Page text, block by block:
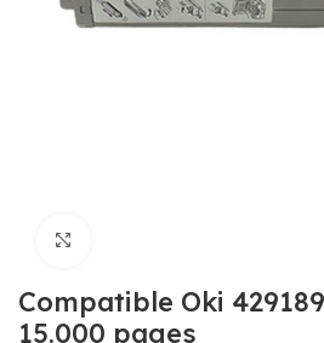
Compatible Oki
15.000 pages